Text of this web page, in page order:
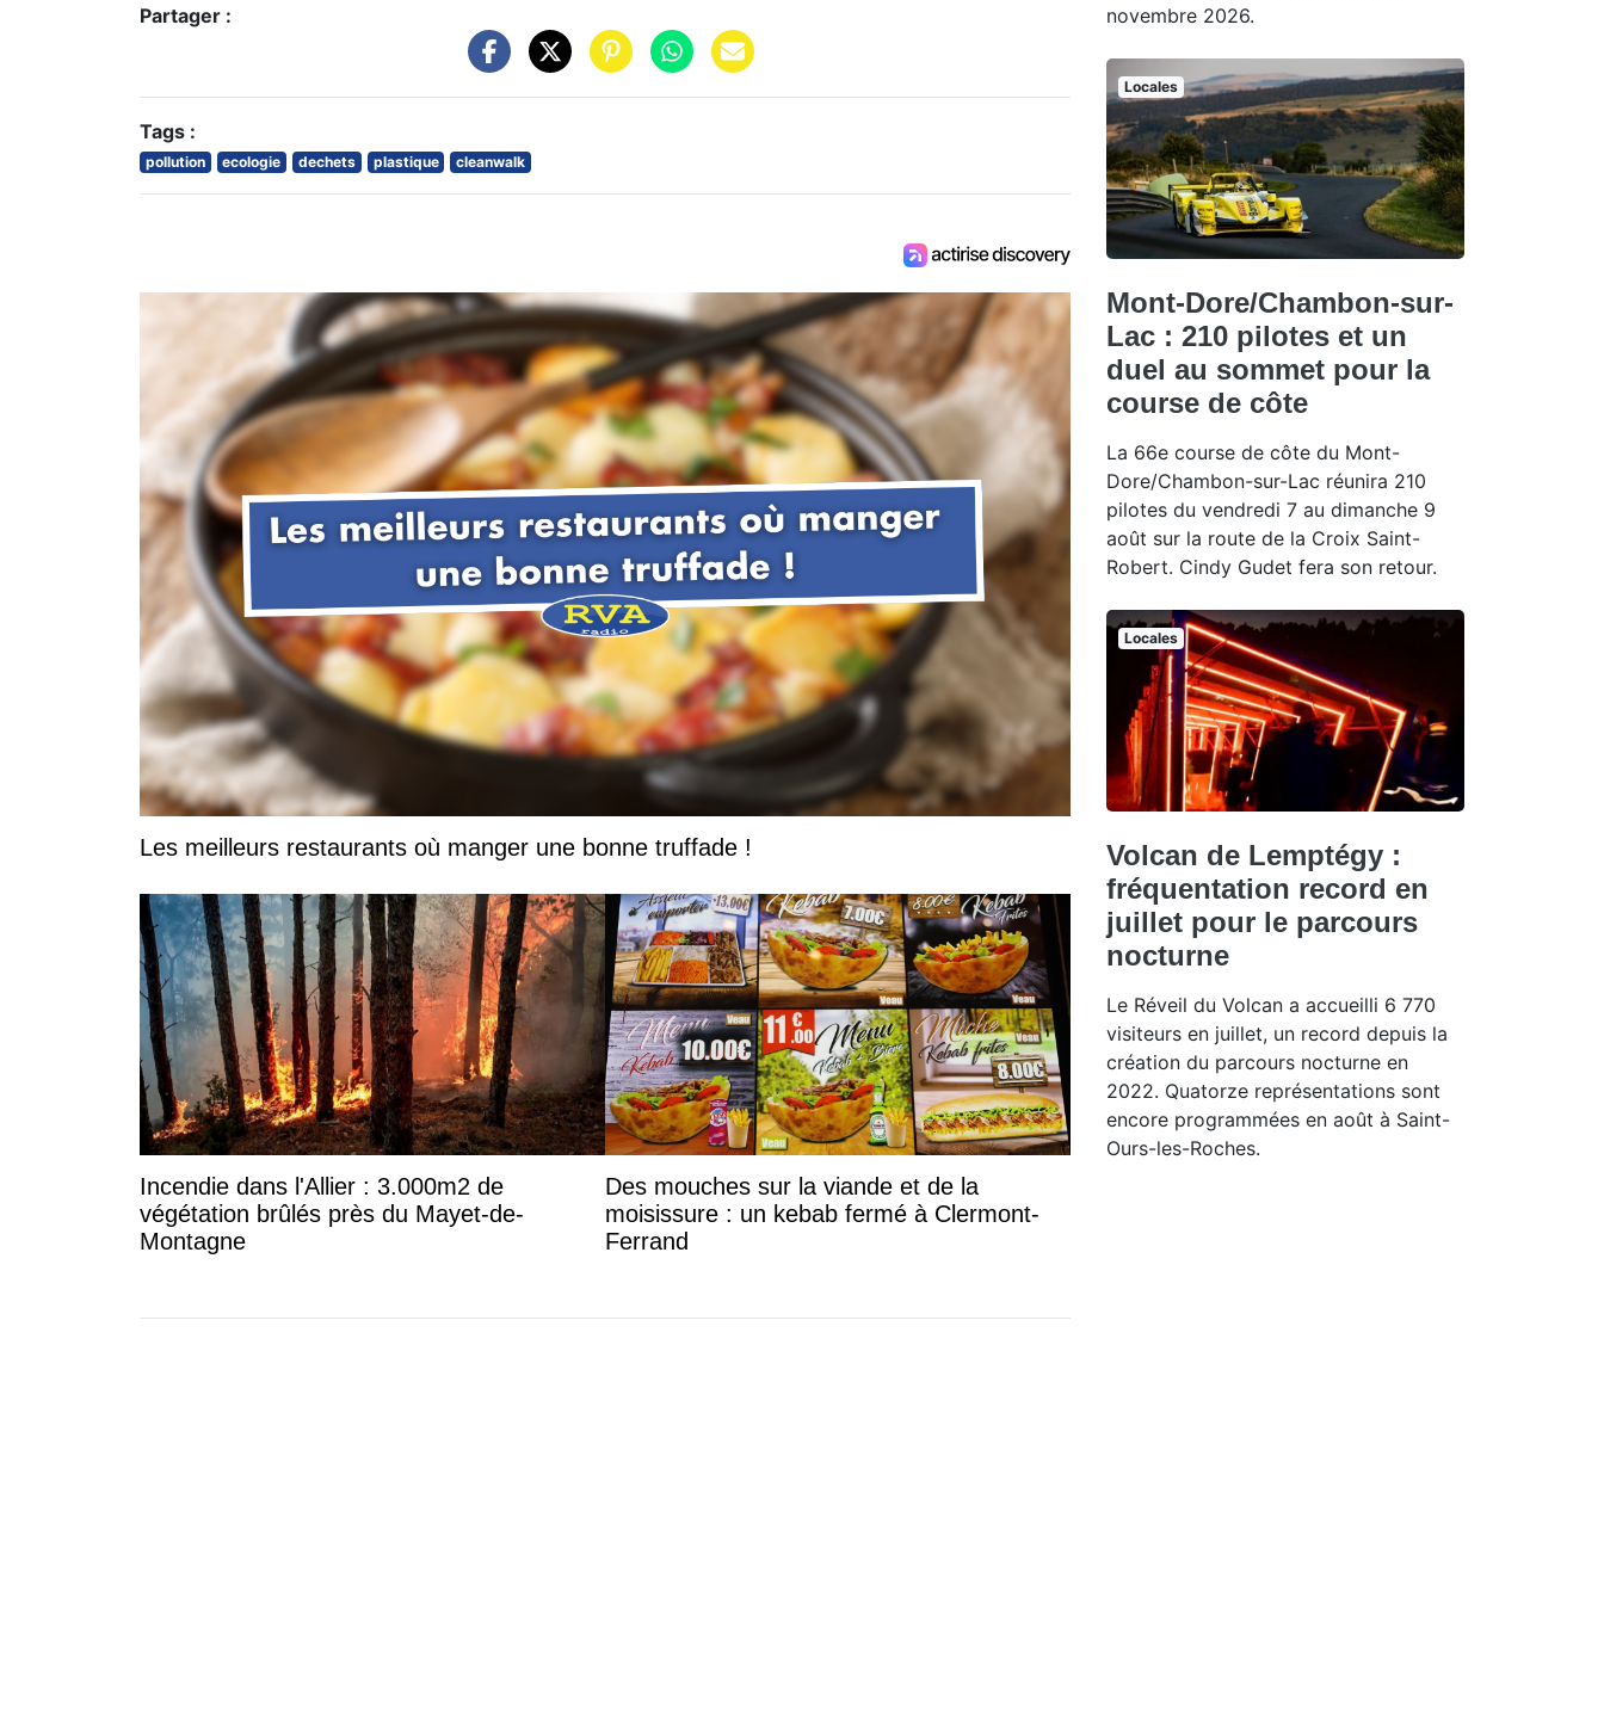
Partager :
Tags :
pollution ecologie dechets plastique cleanwalk
Les meilleurs restaurants où manger une bonne truffade !
Incendie dans l'Allier : 3.000m2 de
végétation brûlés près du Mayet-de-
Montagne
Des mouches sur la viande et de la
moisissure : un kebab fermé à Clermont-
Ferrand
novembre 2026.
Locales
Mont-Dore/Chambon-sur-
Lac : 210 pilotes et un
duel au sommet pour la
course de côte
La 66e course de côte du Mont-
Dore/Chambon-sur-Lac réunira 210
pilotes du vendredi 7 au dimanche 9
août sur la route de la Croix Saint-
Robert. Cindy Gudet fera son retour.
Locales
Volcan de Lemptégy :
fréquentation record en
juillet pour le parcours
nocturne
Le Réveil du Volcan a accueilli 6 770
visiteurs en juillet, un record depuis la
création du parcours nocturne en
2022. Quatorze représentations sont
encore programmées en août à Saint-
Ours-les-Roches.